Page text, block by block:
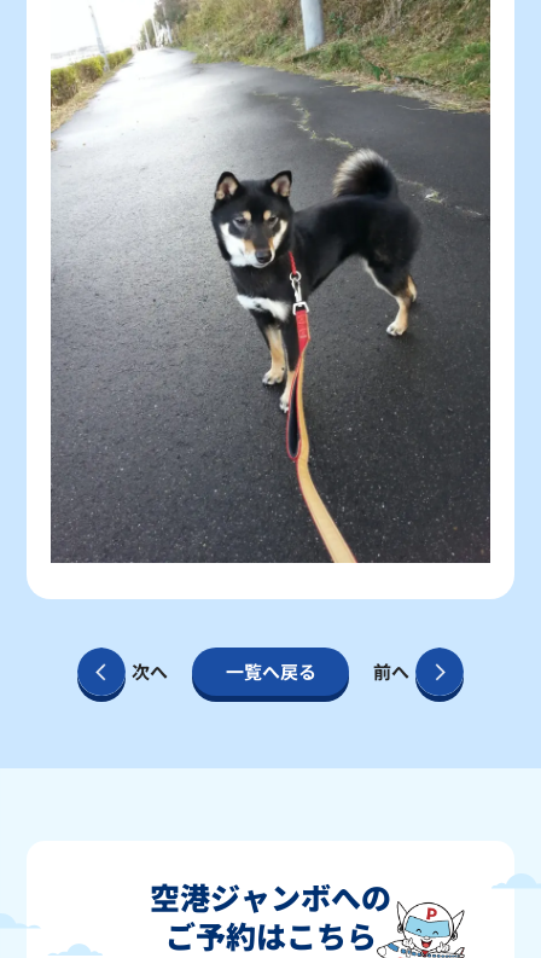
次へ 一覧へ戻る 前へ
空港ジャンボへの
ご予約はこちら